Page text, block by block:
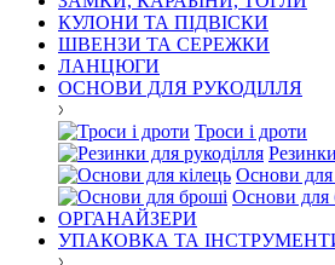
КУЛОНИ ТА ПІДВІСКИ
ШВЕНЗИ ТА СЕРЕЖКИ
ЛАНЦЮГИ
ОСНОВИ ДЛЯ РУКОДІЛЛЯ
Троси і дроти
Основи для
Основи для
ОРГАНАЙЗЕРИ
УПАКОВКА ТА